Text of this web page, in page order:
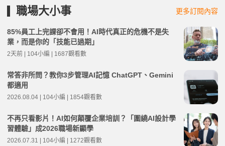
職場大小事 更多訂閱內容
85%員工上完課卻不會用！AI時代真正的危機不是失
業，而是你的「技能已過期」
2天前 | 104小編 | 1687觀看數
常答非所問？教你3步管理AI記憶 ChatGPT、Gemini
都適用
2026.08.04 | 104小編 | 1854觀看數
不再只看影片！AI如何顛覆企業培訓？「圍繞AI設計學
習體驗」成2026職場新顯學
2026.07.31 | 104小編 | 1272觀看數